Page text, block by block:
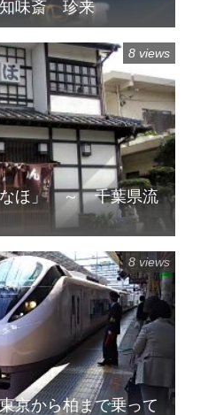
味斎 珍来
ほ」 ～ 千葉県流
8 views
京から柏まで乗って
8 views